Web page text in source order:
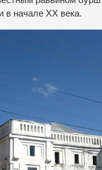
в начале ХХ века.